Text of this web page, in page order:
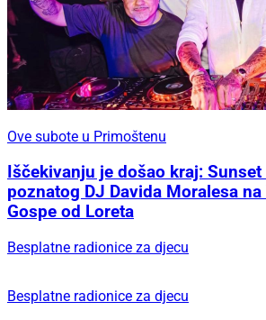
Ove subote u Primoštenu
Iščekivanju je došao kraj:
poznatog DJ Davida Moralesa
Gospe od Loreta
Besplatne radionice za djecu
Besplatne radionice za djecu